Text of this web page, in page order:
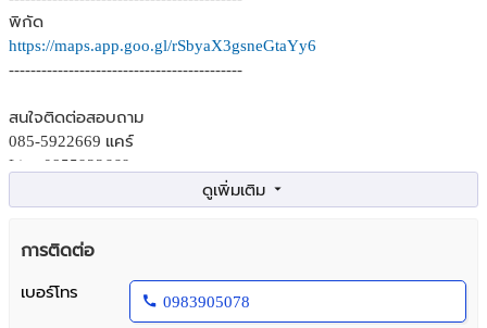
พิกัด
https://maps.app.goo.gl/rSbyaX3gsneGtaYy6
-------------------------------------------
สนใจติดต่อสอบถาม
085-5922669 แคร์
Line 0855922669
การติดต่อ
เบอร์โทร
0983905078